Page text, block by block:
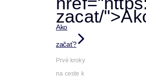
Ako
začať?
Prvé kroky
na ceste k